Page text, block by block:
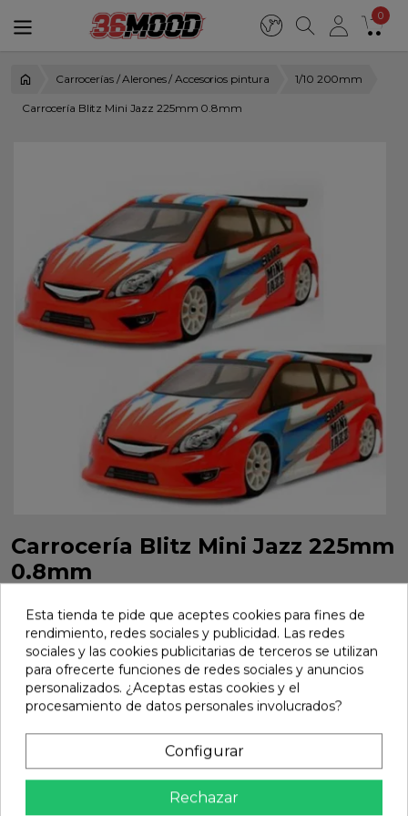
0
Carrocerías / Alerones / Accesorios pintura 1/10 200mm
Carrocería Blitz Mini Jazz 225mm 0.8mm
Carrocería Blitz Mini Jazz 225mm
0.8mm
Marca: Blitz Ref:
21,14 €
Esta tienda te pide que aceptes cookies para fines de
rendimiento, redes sociales y publicidad. Las redes
sociales y las cookies publicitarias de terceros se utilizan
para ofrecerte funciones de redes sociales y anuncios
personalizados. ¿Aceptas estas cookies y el
procesamiento de datos personales involucrados?
Configurar
Rechazar